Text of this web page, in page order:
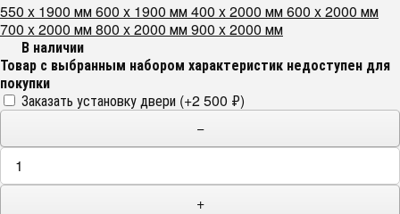
550 x 1900 мм600 x 1900 мм400 x 2000 мм600 x 2000 мм
700 x 2000 мм800 x 2000 мм900 x 2000 мм
В наличии
Товар с выбранным набором характеристик недоступен для
покупки
Заказать установку двери (+2 500 ₽)
−
+